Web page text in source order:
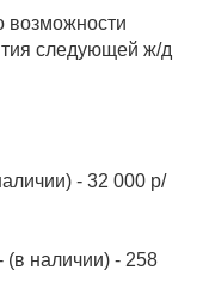
возможности
следующей ж/д
- 32 000 р/
(в наличии) - 258